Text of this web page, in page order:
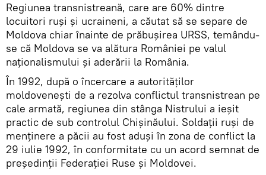
Regiunea transnistreană, care are 60% dintre
locuitori ruși și ucraineni, a căutat să se separe de
Moldova chiar înainte de prăbușirea URSS, temându-
se că Moldova se va alătura României pe valul
naționalismului și aderării la România.
În 1992, după o încercare a autorităților
moldovenești de a rezolva conflictul transnistrean pe
cale armată, regiunea din stânga Nistrului a ieșit
practic de sub controlul Chișinăului. Soldații ruși de
menținere a păcii au fost aduși în zona de conflict la
29 iulie 1992, în conformitate cu un acord semnat de
președinții Federației Ruse și Moldovei.